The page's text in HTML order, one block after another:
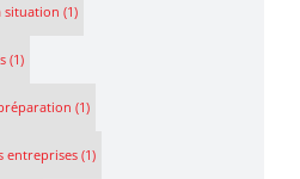
situation (1)
(1)
(1)
entreprises (1)